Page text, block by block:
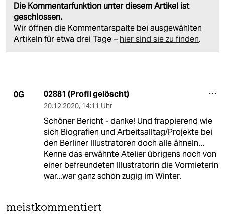
Die Kommentarfunktion unter diesem Artikel ist
geschlossen.
Wir öffnen die Kommentarspalte bei ausgewählten
Artikeln für etwa drei Tage – hier sind sie zu finden.
0G 02881 (Profil gelöscht)
20.12.2020, 14:11 Uhr
Schöner Bericht - danke! Und frappierend wie
sich Biografien und Arbeitsalltag/Projekte bei
den Berliner Illustratoren doch alle ähneln...
Kenne das erwähnte Atelier übrigens noch von
einer befreundeten Illustratorin die Vormieterin
war...war ganz schön zugig im Winter.
meistkommentiert